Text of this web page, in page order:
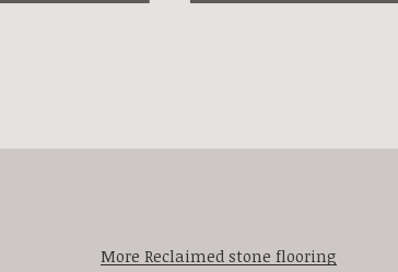
More Reclaimed stone flooring